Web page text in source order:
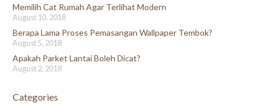
Memilih Cat Rumah Agar Terlihat Modern
August 10, 2018
Berapa Lama Proses Pemasangan Wallpaper Tembok?
August 5, 2018
Apakah Parket Lantai Boleh Dicat?
August 2, 2018
Categories